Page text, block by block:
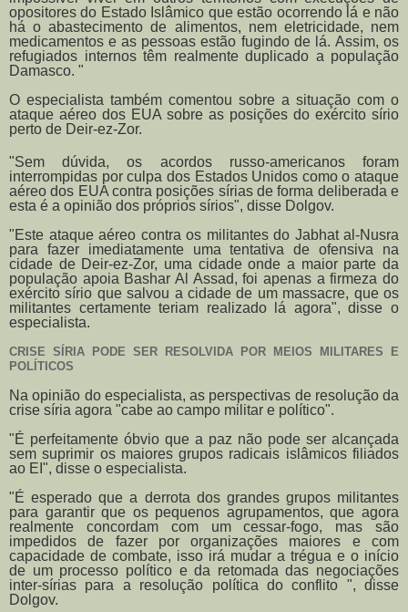
opositores do Estado Islâmico que estão ocorrendo lá e não
há o abastecimento de alimentos, nem eletricidade, nem
medicamentos e as pessoas estão fugindo de lá. Assim, os
refugiados internos têm realmente duplicado a população
Damasco. "
O especialista também comentou sobre a situação com o
ataque aéreo dos EUA sobre as posições do exército sírio
perto de Deir-ez-Zor.
"Sem dúvida, os acordos russo-americanos foram
interrompidas por culpa dos Estados Unidos como o ataque
aéreo dos EUA contra posições sírias de forma deliberada e
esta é a opinião dos próprios sírios", disse Dolgov.
"Este ataque aéreo contra os militantes do Jabhat al-Nusra
para fazer imediatamente uma tentativa de ofensiva na
cidade de Deir-ez-Zor, uma cidade onde a maior parte da
população apoia Bashar Al Assad, foi apenas a firmeza do
exército sírio que salvou a cidade de um massacre, que os
militantes certamente teriam realizado lá agora", disse o
especialista.
CRISE SÍRIA PODE SER RESOLVIDA POR MEIOS MILITARES E
POLÍTICOS
Na opinião do especialista, as perspectivas de resolução da
crise síria agora "cabe ao campo militar e político".
"É perfeitamente óbvio que a paz não pode ser alcançada
sem suprimir os maiores grupos radicais islâmicos filiados
ao EI", disse o especialista.
"É esperado que a derrota dos grandes grupos militantes
para garantir que os pequenos agrupamentos, que agora
realmente concordam com um cessar-fogo, mas são
impedidos de fazer por organizações maiores e com
capacidade de combate, isso irá mudar a trégua e o início
de um processo político e da retomada das negociações
inter-sírias para a resolução política do conflito ", disse
Dolgov.